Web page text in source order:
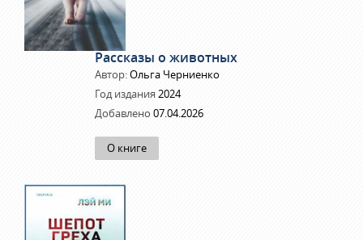
Рассказы о животных
Автор:Ольга Черниенко
Год издания2024
Добавлено 07.04.2026
О книге